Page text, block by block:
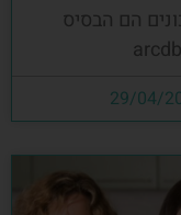
הם הבסיס